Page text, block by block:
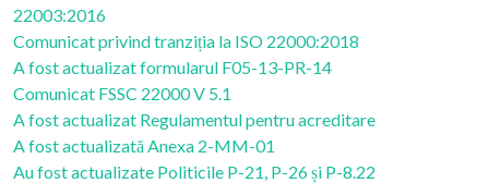
22003:2016
Comunicat privind tranziția la ISO 22000:2018
A fost actualizat formularul F05-13-PR-14
Comunicat FSSC 22000 V 5.1
A fost actualizat Regulamentul pentru acreditare
A fost actualizată Anexa 2-MM-01
Au fost actualizate Politicile P-21, P-26 și P-8.22